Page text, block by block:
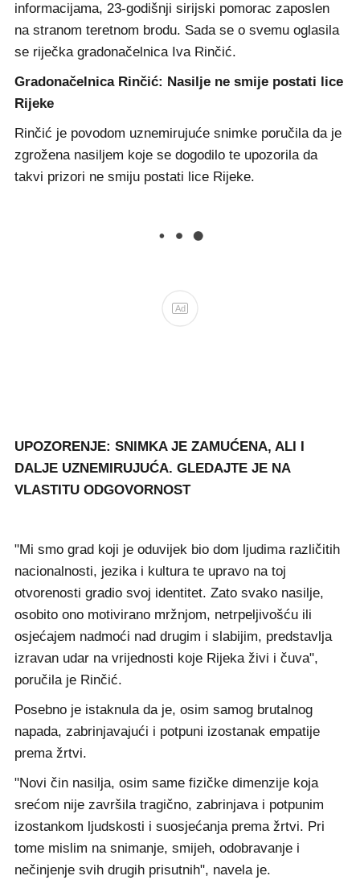
informacijama, 23-godišnji sirijski pomorac zaposlen
na stranom teretnom brodu. Sada se o svemu oglasila
se riječka gradonačelnica Iva Rinčić.
Gradonačelnica Rinčić: Nasilje ne smije postati lice
Rijeke
Rinčić je povodom uznemirujuće snimke poručila da je
zgrožena nasiljem koje se dogodilo te upozorila da
takvi prizori ne smiju postati lice Rijeke.
Ad
UPOZORENJE: SNIMKA JE ZAMUĆENA, ALI I
DALJE UZNEMIRUJUĆA. GLEDAJTE JE NA
VLASTITU ODGOVORNOST
"Mi smo grad koji je oduvijek bio dom ljudima različitih
nacionalnosti, jezika i kultura te upravo na toj
otvorenosti gradio svoj identitet. Zato svako nasilje,
osobito ono motivirano mržnjom, netrpeljivošću ili
osjećajem nadmoći nad drugim i slabijim, predstavlja
izravan udar na vrijednosti koje Rijeka živi i čuva",
poručila je Rinčić.
Posebno je istaknula da je, osim samog brutalnog
napada, zabrinjavajući i potpuni izostanak empatije
prema žrtvi.
"Novi čin nasilja, osim same fizičke dimenzije koja
srećom nije završila tragično, zabrinjava i potpunim
izostankom ljudskosti i suosjećanja prema žrtvi. Pri
tome mislim na snimanje, smijeh, odobravanje i
nečinjenje svih drugih prisutnih", navela je.